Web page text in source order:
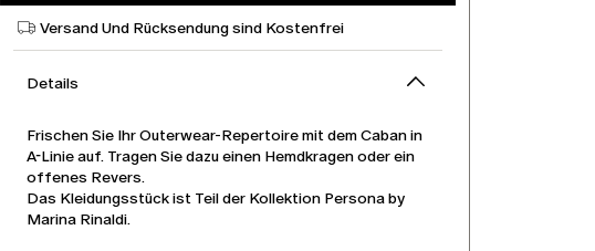
Versand Und Rücksendung sind Kostenfrei
Details
Frischen Sie Ihr Outerwear-Repertoire mit dem Caban in
A-Linie auf. Tragen Sie dazu einen Hemdkragen oder ein
offenes Revers.
Das Kleidungsstück ist Teil der Kollektion Persona by
Marina Rinaldi.